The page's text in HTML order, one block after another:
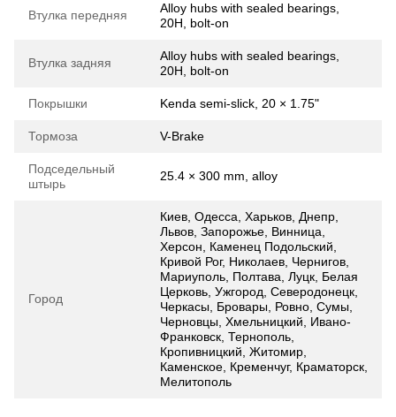
Втулка передняя
Alloy hubs with sealed bearings,
20H, bolt-on
Втулка задняя
Alloy hubs with sealed bearings,
20H, bolt-on
Покрышки Kenda semi-slick, 20 × 1.75"
Тормоза V-Brake
Подседельный
штырь
25.4 × 300 mm, alloy
Город
Киев, Одесса, Харьков, Днепр,
Львов, Запорожье, Винница,
Херсон, Каменец Подольский,
Кривой Рог, Николаев, Чернигов,
Мариуполь, Полтава, Луцк, Белая
Церковь, Ужгород, Северодонецк,
Черкасы, Бровары, Ровно, Сумы,
Черновцы, Хмельницкий, Ивано-
Франковск, Тернополь,
Кропивницкий, Житомир,
Каменское, Кременчуг, Краматорск,
Мелитополь